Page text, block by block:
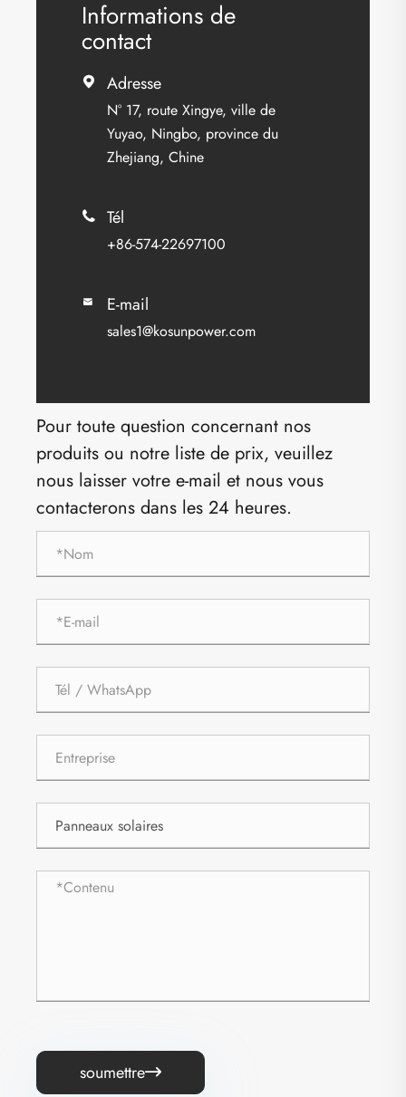
Informations de
contact
 Adresse
N° 17, route Xingye, ville de
Yuyao, Ningbo, province du
Zhejiang, Chine
 Tél
+86-574-22697100
 E-mail
sales1@kosunpower.com
Pour toute question concernant nos
produits ou notre liste de prix, veuillez
nous laisser votre e-mail et nous vous
contacterons dans les 24 heures.
soumettre